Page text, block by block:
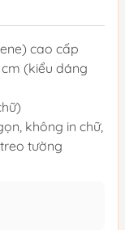
cao cấp
(kiểu dáng
không in chữ,
tường